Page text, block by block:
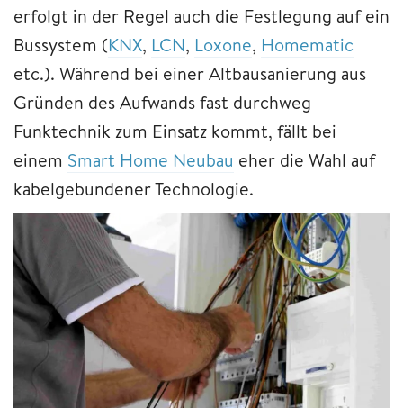
erfolgt in der Regel auch die Festlegung auf ein
Bussystem (KNX, LCN, Loxone, Homematic
etc.). Während bei einer Altbausanierung aus
Gründen des Aufwands fast durchweg
Funktechnik zum Einsatz kommt, fällt bei
einem Smart Home Neubau eher die Wahl auf
kabelgebundener Technologie.